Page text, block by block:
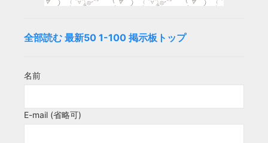
全部読む 最新50 1-100 掲示板トップ
名前
E-mail (省略可)